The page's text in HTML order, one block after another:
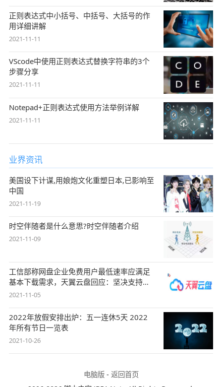
正则表达式中小括号、中括号、大括号的作
用详细讲解
2021-11-11
VScode中使用正则表达式替换字符串的3个
步骤分享
2021-11-11
Notepad+正则表达式使用方法举例详解
2021-11-11
业界资讯
美国设下计谋,用娘炮文化重塑日本,已影响至
中国
2021-11-19
时空伴随者是什么意思?时空伴随者介绍
2021-11-09
工信部称网盘企业免费用户最低速率应满足
基本下载需求，天翼云盘回应：坚决支持，
始终
2021-11-05
2022年放假安排出炉：五一连休5天 2022
年所有节日一览表
2021-10-26
电脑版- 返回首页